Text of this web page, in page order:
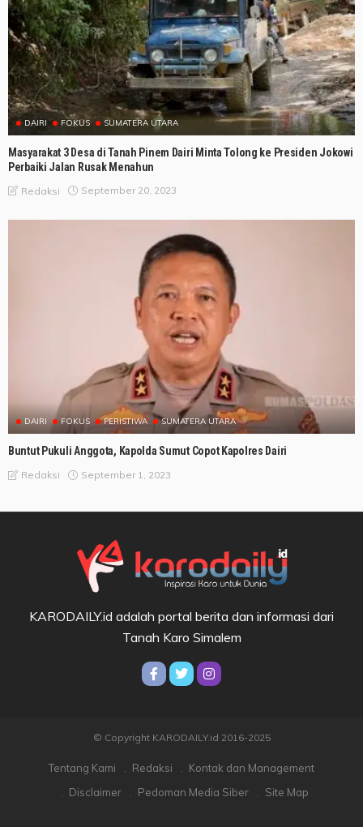
DAIRI FOKUS SUMATERA UTARA
Masyarakat 3 Desa di Tanah Pinem Dairi Minta Tolong ke Presiden Jokowi
Perbaiki Jalan Rusak Menahun
Redaksi September 20, 2023
DAIRI FOKUS PERISTIWA SUMATERA UTARA
Buntut Pukuli Anggota, Kapolda Sumut Copot Kapolres Dairi
Redaksi September 1, 2023
KARODAILY.id adalah portal berita dan informasi dari
Tanah Karo Simalem
© Copyright KARODAILY.id 2016-2025
Tentang Kami Redaksi
Kontak dan Management
Disclaimer
Pedoman Media Siber Site Map